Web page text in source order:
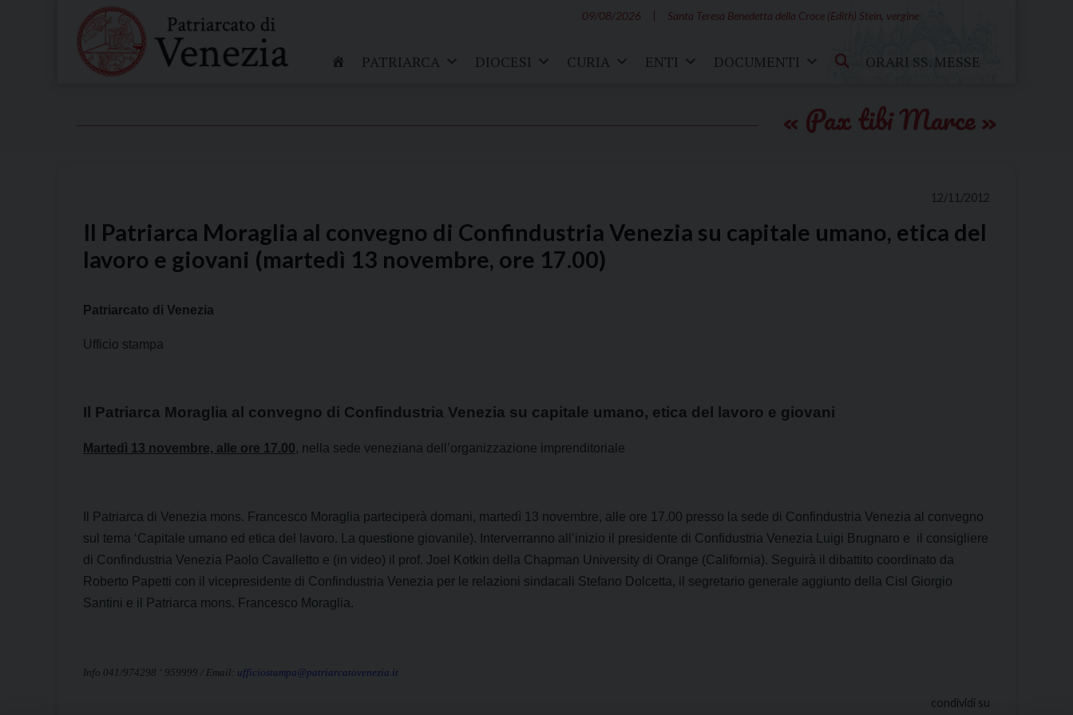
09/08/2026 Santa Teresa Benedetta della Croce (Edith) Stein, vergine
PATRIARCA DIOCESI CURIA ENTI DOCUMENTI ORARI SS. MESSE
Pax tibi Marce
12/11/2012
Il Patriarca Moraglia al convegno di Confindustria Venezia su capitale umano, etica del
lavoro e giovani (martedì 13 novembre, ore 17.00)
Patriarcato di Venezia
Ufficio stampa
Il Patriarca Moraglia al convegno di Confindustria Venezia su capitale umano, etica del lavoro e giovani
Martedì 13 novembre, alle ore 17.00, nella sede veneziana dell’organizzazione imprenditoriale
Il Patriarca di Venezia mons. Francesco Moraglia parteciperà domani, martedì 13 novembre, alle ore 17.00 presso la sede di Confindustria Venezia al convegno
sul tema ‘Capitale umano ed etica del lavoro. La questione giovanile). Interverranno all’inizio il presidente di Confidustria Venezia Luigi Brugnaro e il consigliere
di Confindustria Venezia Paolo Cavalletto e (in video) il prof. Joel Kotkin della Chapman University di Orange (California). Seguirà il dibattito coordinato da
Roberto Papetti con il vicepresidente di Confindustria Venezia per le relazioni sindacali Stefano Dolcetta, il segretario generale aggiunto della Cisl Giorgio
Santini e il Patriarca mons. Francesco Moraglia.
Info 041/974298 ‘ 959999 / Email: ufficiostampa@patriarcatovenezia.it
condividi su